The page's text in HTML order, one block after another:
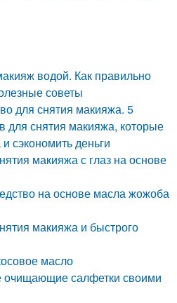
водой. Как правильно
советы
для снятия макияжа. 5
для снятия макияжа, которые
сэкономить деньги
макияжа с глаз на основе
на основе масла жожоба
макияжа и быстрого
масло
очищающие салфетки своими